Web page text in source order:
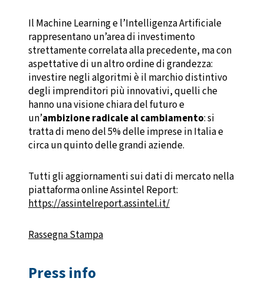
Il Machine Learning e l’Intelligenza Artificiale
rappresentano un’area di investimento
strettamente correlata alla precedente, ma con
aspettative di un altro ordine di grandezza:
investire negli algoritmi è il marchio distintivo
degli imprenditori più innovativi, quelli che
hanno una visione chiara del futuro e
un’ambizione radicale al cambiamento: si
tratta di meno del 5% delle imprese in Italia e
circa un quinto delle grandi aziende.
Tutti gli aggiornamenti sui dati di mercato nella
piattaforma online Assintel Report:
https://assintelreport.assintel.it/
Rassegna Stampa
Press info